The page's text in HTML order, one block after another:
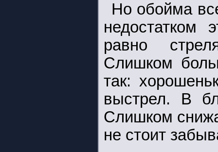
Но обойма
недостатком
равно
Слишком
так:
выстрел. В
Слишком
не стоит